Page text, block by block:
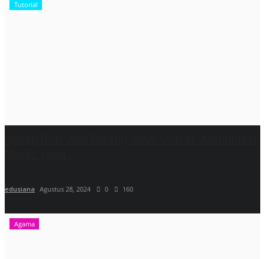
Tutorial
edusiana Agustus 28, 2024 0 160
Agama